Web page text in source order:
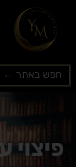
פיצוי